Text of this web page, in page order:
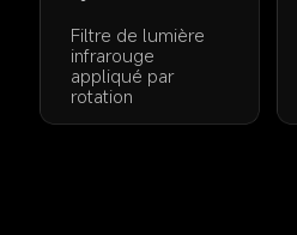
Filtre de lumière
infrarouge
appliqué par
rotation